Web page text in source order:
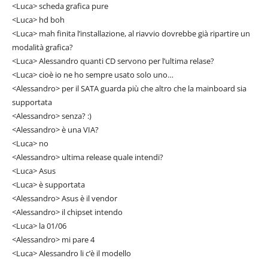
<Luca> scheda grafica pure
<Luca> hd boh
<Luca> mah finita l’installazione, al riavvio dovrebbe già ripartire un
modalità grafica?
<Luca> Alessandro quanti CD servono per l’ultima relase?
<Luca> cioè io ne ho sempre usato solo uno…
<Alessandro> per il SATA guarda più che altro che la mainboard sia
supportata
<Alessandro> senza? :)
<Alessandro> è una VIA?
<Luca> no
<Alessandro> ultima release quale intendi?
<Luca> Asus
<Luca> è supportata
<Alessandro> Asus è il vendor
<Alessandro> il chipset intendo
<Luca> la 01/06
<Alessandro> mi pare 4
<Luca> Alessandro li c’è il modello